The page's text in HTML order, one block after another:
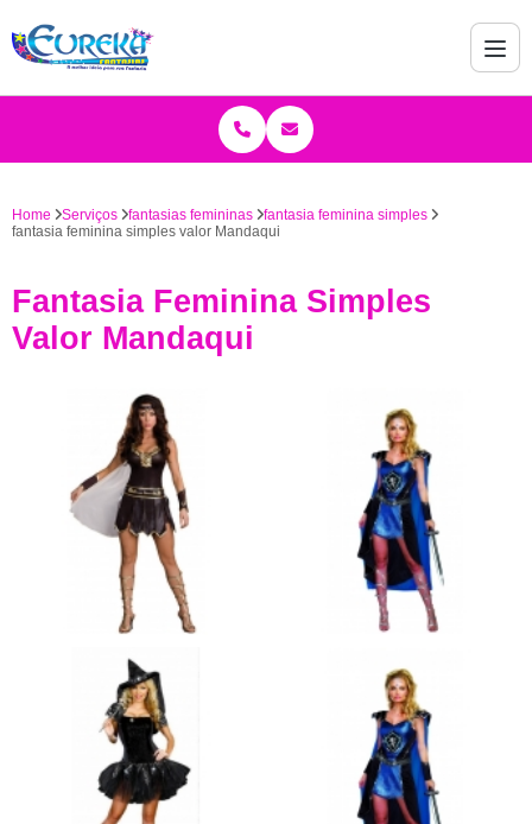
Home Serviços fantasias femininas
fantasia feminina simples
fantasia feminina simples valor Mandaqui
Fantasia Feminina Simples
Valor Mandaqui